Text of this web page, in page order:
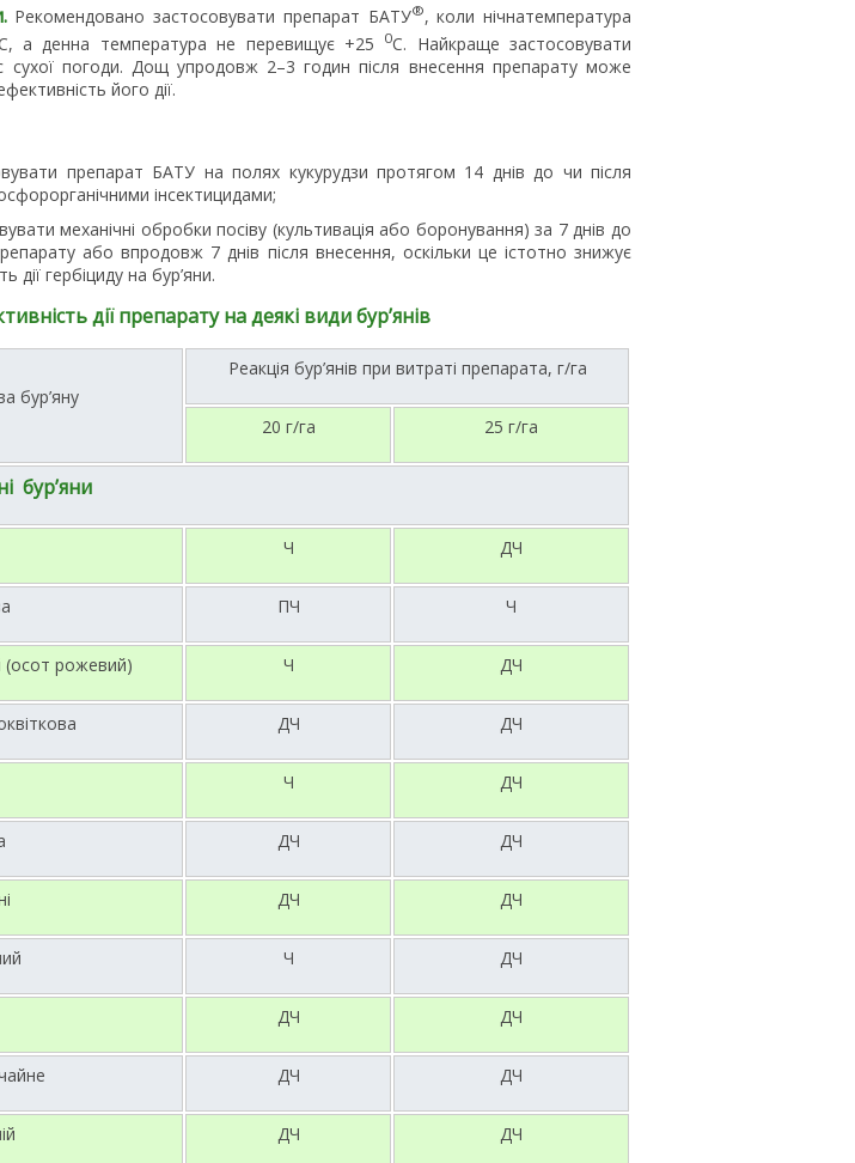
Рекомендовано застосовувати препарат БАТУ®, коли нічнатемпература
а денна температура не перевищує +25 0С. Найкраще застосовувати
сухої погоди. Дощ упродовж 2–3 годин після внесення препарату може
його дії.
препарат БАТУ на полях кукурудзи протягом 14 днів до чи після
інсектицидами;
механічні обробки посіву (культивація або боронування) за 7 днів до
або впродовж 7 днів після внесення, оскільки це істотно знижує
дії гербіциду на бур’яни.
дії препарату на деякі види бур’янів
бур’яну
Реакція бур’янів при витраті препарата, г/га
20 г/га 25 г/га
бур’яни
Ч ДЧ
ПЧ Ч
(осот рожевий) Ч ДЧ
ДЧ ДЧ
Ч ДЧ
ДЧ ДЧ
ДЧ ДЧ
Ч ДЧ
ДЧ ДЧ
ДЧ ДЧ
ДЧ ДЧ